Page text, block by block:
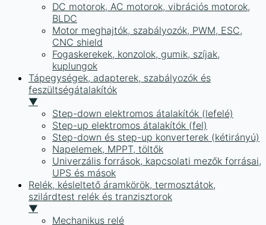
DC motorok, AC motorok, vibrációs motorok,
BLDC
Motor meghajtók, szabályozók, PWM, ESC,
CNC shield
Fogaskerekek, konzolok, gumik, szíjak,
kuplungok
Tápegységek, adapterek, szabályozók és
feszültségátalakítók
▼
Step-down elektromos átalakítók (lefelé)
Step-up elektromos átalakítók (fel)
Step-down és step-up konverterek (kétirányú)
Napelemek, MPPT, töltők
Univerzális források, kapcsolati mezők forrásai,
UPS és mások
Relék, késleltető áramkörök, termosztátok,
szilárdtest relék és tranzisztorok
▼
Mechanikus relé